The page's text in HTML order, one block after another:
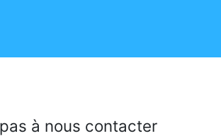
à nous contacter